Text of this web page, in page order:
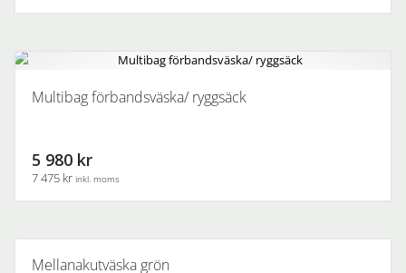
Multibag förbandsväska/ ryggsäck
5 980 kr
7 475 kr inkl. moms
Mellanakutväska grön